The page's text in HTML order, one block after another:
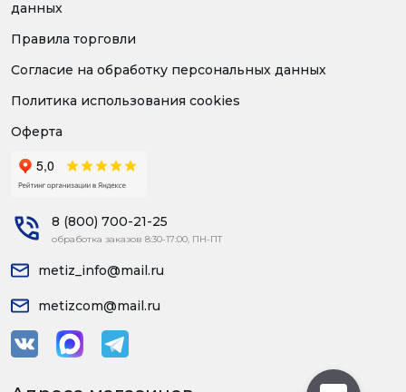
данных
Правила торговли
Согласие на обработку персональных данных
Политика использования cookies
Оферта
8 (800) 700-21-25
обработка заказов 8:30-17:00, ПН-ПТ
metiz_info@mail.ru
metizcom@mail.ru